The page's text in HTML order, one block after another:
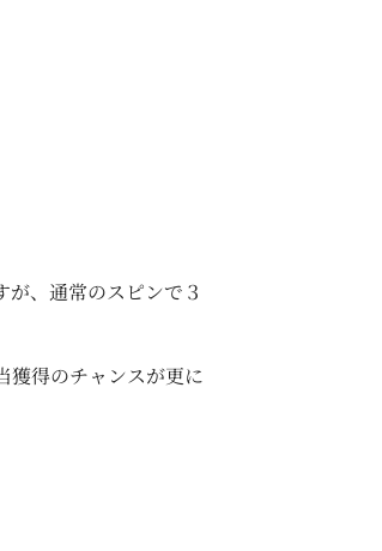
、通常のスピンで３
獲得のチャンスが更に